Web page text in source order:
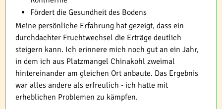
Fördert die Gesundheit des Bodens
Meine persönliche Erfahrung hat gezeigt, dass ein
durchdachter Fruchtwechsel die Erträge deutlich
steigern kann. Ich erinnere mich noch gut an ein Jahr,
in dem ich aus Platzmangel Chinakohl zweimal
hintereinander am gleichen Ort anbaute. Das Ergebnis
war alles andere als erfreulich - ich hatte mit
erheblichen Problemen zu kämpfen.